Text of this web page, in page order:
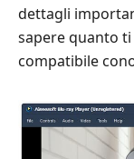
dettagli
sapere quanto
compatibile